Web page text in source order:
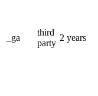
_ga
third
party
2 years